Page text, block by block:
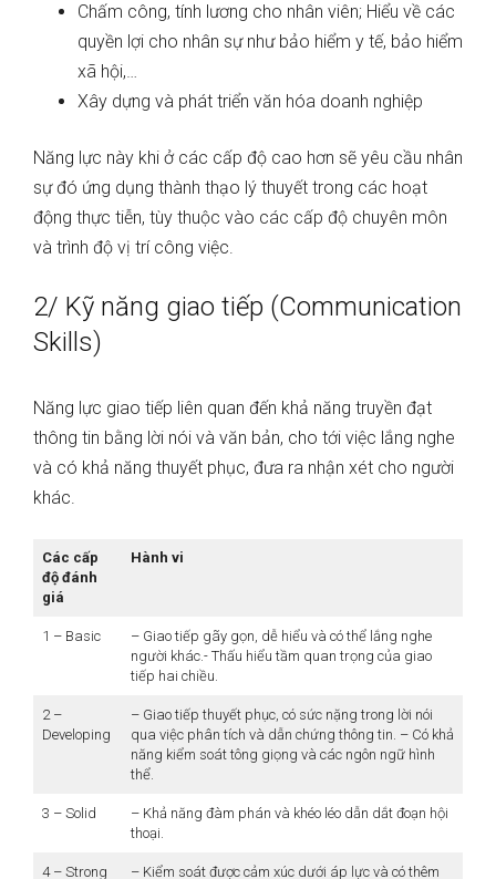
Chấm công, tính lương cho nhân viên; Hiểu về các
quyền lợi cho nhân sự như bảo hiểm y tế, bảo hiểm
xã hội,…
Xây dựng và phát triển văn hóa doanh nghiệp
Năng lực này khi ở các cấp độ cao hơn sẽ yêu cầu nhân
sự đó ứng dụng thành thạo lý thuyết trong các hoạt
động thực tiễn, tùy thuộc vào các cấp độ chuyên môn
và trình độ vị trí công việc.
2/ Kỹ năng giao tiếp (Communication
Skills)
Năng lực giao tiếp liên quan đến khả năng truyền đạt
thông tin bằng lời nói và văn bản, cho tới việc lắng nghe
và có khả năng thuyết phục, đưa ra nhận xét cho người
khác.
Các cấp
độ đánh
giá
Hành vi
1 – Basic
– Giao tiếp gãy gọn, dễ hiểu và có thể lắng nghe
người khác.- Thấu hiểu tầm quan trọng của giao
tiếp hai chiều.
2 –
Developing
– Giao tiếp thuyết phục, có sức nặng trong lời nói
qua việc phân tích và dẫn chứng thông tin. – Có khả
năng kiểm soát tông giọng và các ngôn ngữ hình
thể.
3 – Solid
– Khả năng đàm phán và khéo léo dẫn dắt đoạn hội
thoại.
4 – Strong – Kiểm soát được cảm xúc dưới áp lực và có thêm